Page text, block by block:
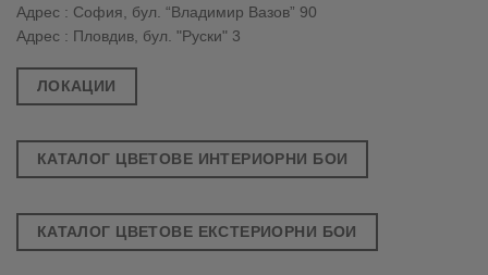
Адрес : София, бул. “Владимир Вазов” 90
Адрес : Пловдив, бул. "Руски" 3
ЛОКАЦИИ
КАТАЛОГ ЦВЕТОВЕ ИНТЕРИОРНИ БОИ
КАТАЛОГ ЦВЕТОВЕ ЕКСТЕРИОРНИ БОИ